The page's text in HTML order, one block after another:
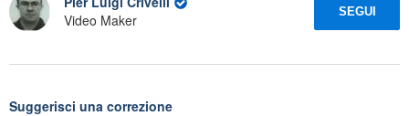
Video Maker
SEGUI
Suggerisci una correzione